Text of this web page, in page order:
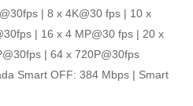
| 8 x 4K@30 fps | 10 x
| 16 x 4 MP@30 fps | 20 x
| 64 x 720P@30fps
Smart OFF: 384 Mbps | Smart